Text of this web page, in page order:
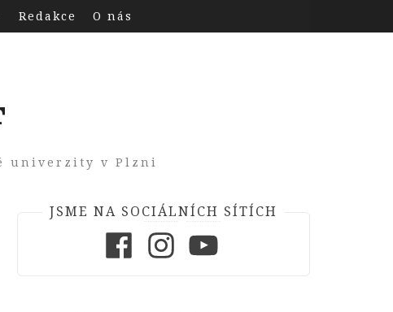
Redakce O nás
univerzity v Plzni
JSME NA SOCIÁLNÍCH SÍTÍCH